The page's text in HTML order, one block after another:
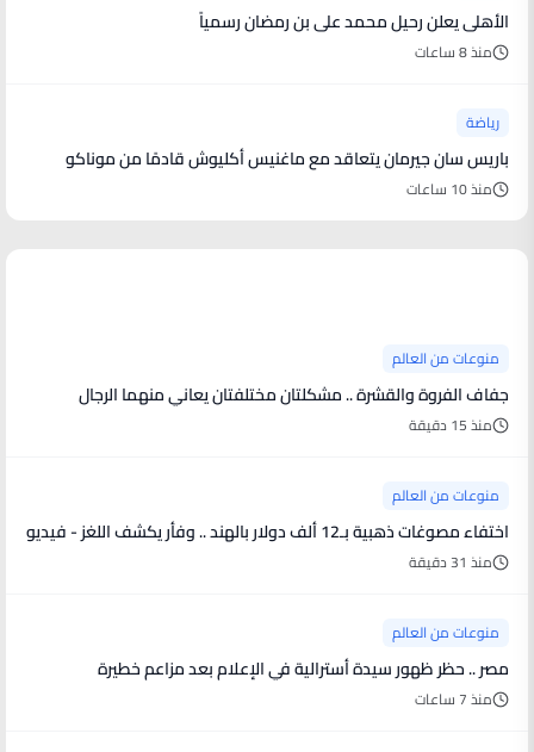
الأهلى يعلن رحيل محمد على بن رمضان رسمياً
منذ 8 ساعات
رياضة
باريس سان جيرمان يتعاقد مع ماغنيس أكليوش قادمًا من موناكو
منذ 10 ساعات
منوعات من العالم
جفاف الفروة والقشرة .. مشكلتان مختلفتان يعاني منهما الرجال
منذ 15 دقيقة
منوعات من العالم
اختفاء مصوغات ذهبية بـ12 ألف دولار بالهند .. وفأر يكشف اللغز - فيديو
منذ 31 دقيقة
منوعات من العالم
مصر .. حظر ظهور سيدة أسترالية في الإعلام بعد مزاعم خطيرة
منذ 7 ساعات